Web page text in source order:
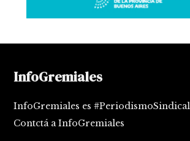
InfoGremiales
InfoGremiales es #PeriodismoSindical
Contctá a InfoGremiales